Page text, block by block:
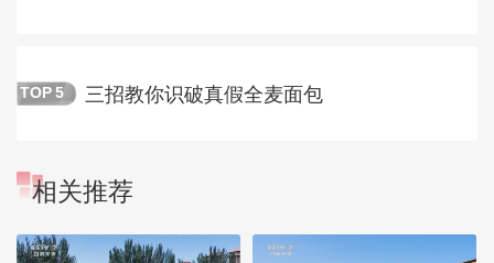
TOP 5 三招教你识破真假全麦面包
相关推荐